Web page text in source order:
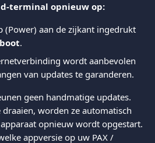
terminal opnieuw op:
(Power) aan de zijkant ingedrukt
.
wordt aanbevolen
van updates te garanderen.
geen handmatige updates.
worden ze automatisch
opnieuw wordt opgestart.
appversie op uw PAX /